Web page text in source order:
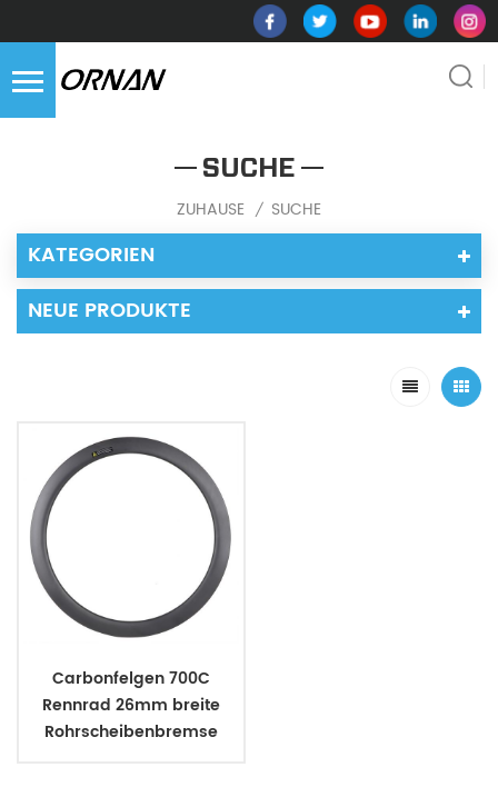
SUCHE
ZUHAUSE / SUCHE
KATEGORIEN
NEUE PRODUKTE
Carbonfelgen 700C
Rennrad 26mm breite
Rohrscheibenbremse